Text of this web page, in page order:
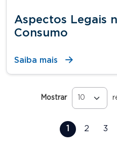
Aspectos Legais
Consumo
Saiba mais
Mostrar
1 2 3